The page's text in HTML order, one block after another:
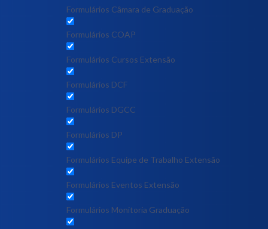
Formulários Câmara de Graduação
Formulários COAP
Formulários Cursos Extensão
Formulários DCF
Formulários DGCC
Formulários DP
Formulários Equipe de Trabalho Extensão
Formulários Eventos Extensão
Formulários Monitoria Graduação